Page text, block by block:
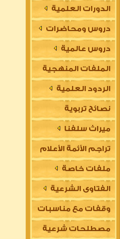
الدورات العلمية
دروس ومحاضرات
دروس عالمية
الملفات المنهجية
الردود العلمية
نصائح تربوية
ميراث سلفنا
تراجم الأئمة الأعلام
ملفات خاصة
الفتاوى الشرعية
وقفات مع مناسبات
مصطلحات شرعية